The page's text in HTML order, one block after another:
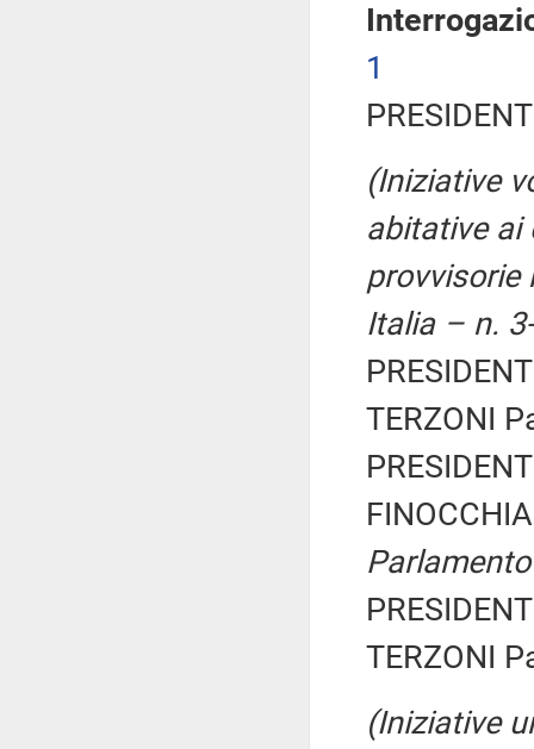
1
(Iniziative
abitative ai
provvisorie
Italia – n.
TERZONI
Parlamento
TERZONI
(Iniziative